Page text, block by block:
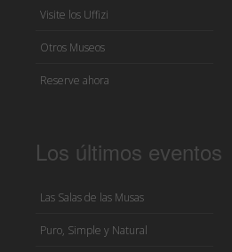
Visite los Uffizi
Otros Museos
Reserve ahora
Los últimos eventos
Las Salas de las Musas
Puro, Simple y Natural